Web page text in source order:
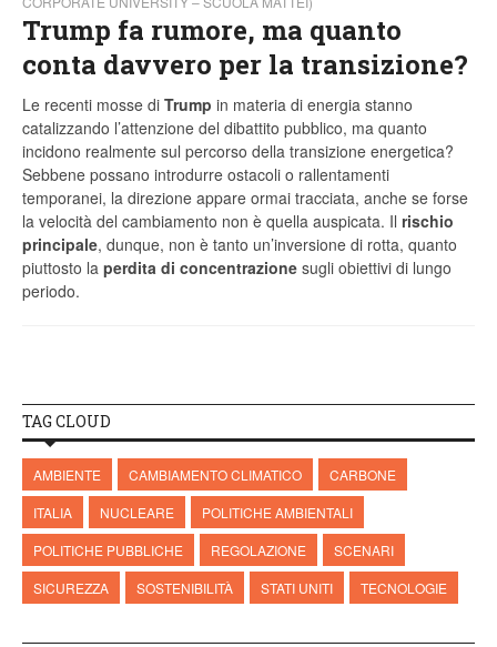
Trump fa rumore, ma quanto
conta davvero per la transizione?
Le recenti mosse di Trump in materia di energia stanno
catalizzando l’attenzione del dibattito pubblico, ma quanto
incidono realmente sul percorso della transizione energetica?
Sebbene possano introdurre ostacoli o rallentamenti
temporanei, la direzione appare ormai tracciata, anche se forse
la velocità del cambiamento non è quella auspicata. Il rischio
principale, dunque, non è tanto un’inversione di rotta, quanto
piuttosto la perdita di concentrazione sugli obiettivi di lungo
periodo.
TAG CLOUD
AMBIENTE CAMBIAMENTO CLIMATICO
CARBONE
ITALIA
NUCLEARE
POLITICHE AMBIENTALI
POLITICHE PUBBLICHE
REGOLAZIONE
SCENARI
SICUREZZA
SOSTENIBILITÀ STATI UNITI TECNOLOGIE